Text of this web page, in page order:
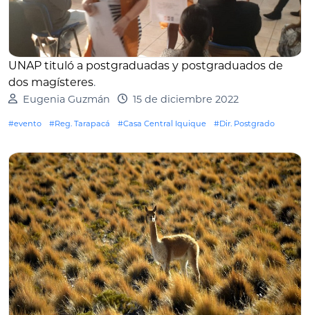
UNAP tituló a postgraduadas y postgraduados de
dos magísteres.
Eugenia Guzmán 15 de diciembre 2022
#evento #Reg. Tarapacá #Casa Central Iquique #Dir. Postgrado